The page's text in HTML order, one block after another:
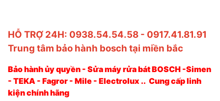
HỖ TRỢ 24H: 0938.54.54.58 - 0917.41.81.91
Trung tâm bảo hành bosch tại miền bắc
Bảo hành ủy quyền - Sửa máy rửa bát BOSCH -Simen
- TEKA - Fagror - Mile - Electrolux .. Cung cấp linh
kiện chính hãng